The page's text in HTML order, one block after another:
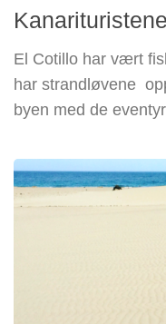
El Cotillo har vært
har strandløvene
byen med de